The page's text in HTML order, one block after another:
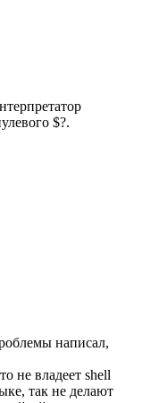
$?.
написал,
не владеет shell
так не делают